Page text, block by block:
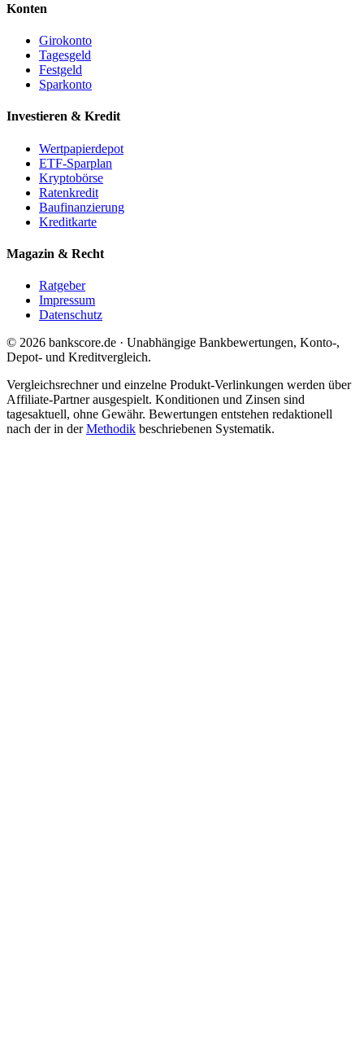
Konten
Girokonto
Tagesgeld
Festgeld
Sparkonto
Investieren & Kredit
Wertpapierdepot
ETF-Sparplan
Kryptobörse
Ratenkredit
Baufinanzierung
Kreditkarte
Magazin & Recht
Ratgeber
Impressum
Datenschutz
© 2026 bankscore.de · Unabhängige Bankbewertungen, Konto-,
Depot- und Kreditvergleich.
Vergleichsrechner und einzelne Produkt-Verlinkungen werden über
Affiliate-Partner ausgespielt. Konditionen und Zinsen sind
tagesaktuell, ohne Gewähr. Bewertungen entstehen redaktionell
nach der in derMethodik beschriebenen Systematik.